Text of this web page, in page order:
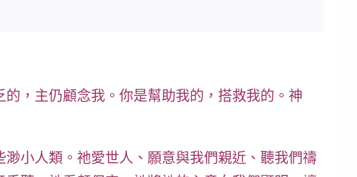
，主仍顧念我。你是幫助我的，搭救我的。神
小人類。祂愛世人、願意與我們親近、聽我們禱